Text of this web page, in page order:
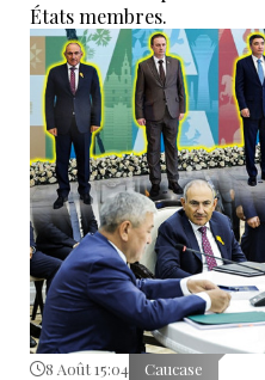
États membres.
8 Août 15:04 Caucase